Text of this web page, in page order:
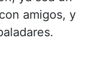
amigos, y